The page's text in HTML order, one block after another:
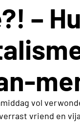
–
vol
vriend en